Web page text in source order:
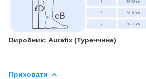
Виробник: Aurafix (Туреччина)
Приховати